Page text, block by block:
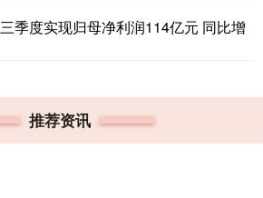
季度实现归母净利润114亿元 同比增
推荐资讯